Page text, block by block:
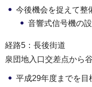
今後機会を捉えて整
音響式信号機の
経路5：長後街道
泉団地入口交差点から
平成29年度までを目